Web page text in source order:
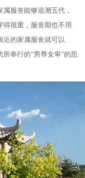
服丧能够追溯五代，
得很重，服丧期也不用
近的家属服丧就可以
所奉行的“男尊女卑”的思